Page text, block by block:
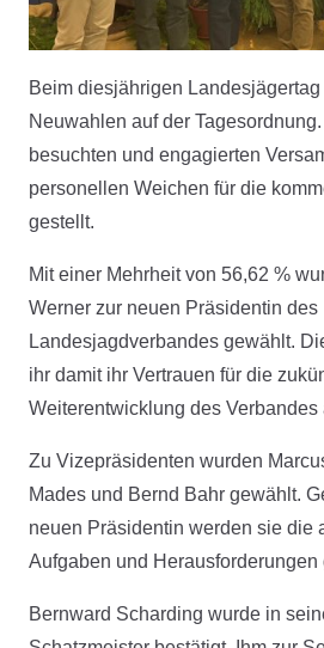
Beim diesjährigen
Neuwahlen auf der
besuchten und engagierten
personellen Weichen für die
gestellt.
Mit einer Mehrheit von 56,62 %
Werner zur neuen Präsidentin des
Landesjagdverbandes gewählt.
ihr damit ihr Vertrauen für die
Weiterentwicklung des Verbandes
Zu Vizepräsidenten wurden
Mades und Bernd Bahr gewählt.
neuen Präsidentin werden sie die
Aufgaben und Herausforderungen
Bernward Scharding wurde in